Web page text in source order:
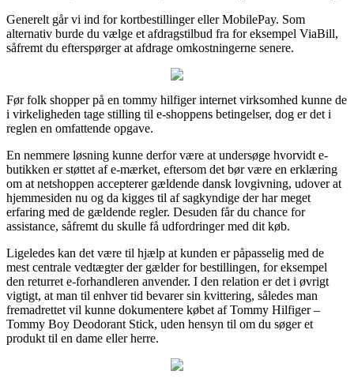
Generelt går vi ind for kortbestillinger eller MobilePay. Som
alternativ burde du vælge et afdragstilbud fra for eksempel ViaBill,
såfremt du efterspørger at afdrage omkostningerne senere.
Før folk shopper på en tommy hilfiger internet virksomhed kunne de
i virkeligheden tage stilling til e-shoppens betingelser, dog er det i
reglen en omfattende opgave.
En nemmere løsning kunne derfor være at undersøge hvorvidt e-
butikken er støttet af e-mærket, eftersom det bør være en erklæring
om at netshoppen accepterer gældende dansk lovgivning, udover at
hjemmesiden nu og da kigges til af sagkyndige der har meget
erfaring med de gældende regler. Desuden får du chance for
assistance, såfremt du skulle få udfordringer med dit køb.
Ligeledes kan det være til hjælp at kunden er påpasselig med de
mest centrale vedtægter der gælder for bestillingen, for eksempel
den returret e-forhandleren anvender. I den relation er det i øvrigt
vigtigt, at man til enhver tid bevarer sin kvittering, således man
fremadrettet vil kunne dokumentere købet af Tommy Hilfiger –
Tommy Boy Deodorant Stick, uden hensyn til om du søger et
produkt til en dame eller herre.